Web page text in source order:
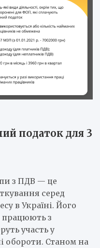
податок для 3
з ПДВ — це
серед
в Україні. Його
працюють з
участь у
обороти. Станом на